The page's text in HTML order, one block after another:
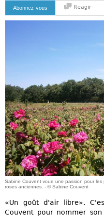
Abonnez-vous Reagir
Sabine Couvent voue une passion pour
roses anciennes. - © Sabine Couvent
«Un goût d'air libre».
Couvent pour nommer